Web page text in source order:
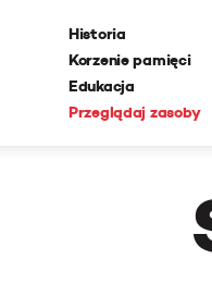
Historia
Korzenie pamięci
Edukacja
Przeglądaj zasoby